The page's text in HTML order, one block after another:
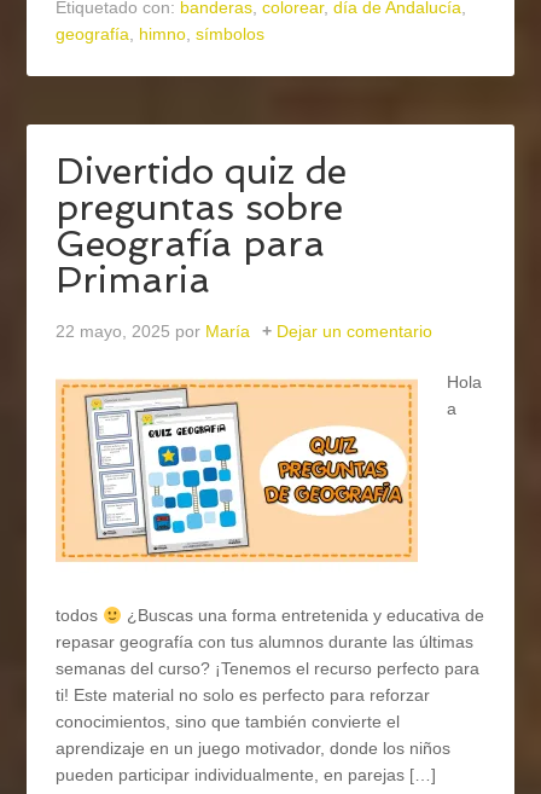
Etiquetado con: banderas,colorear,día de Andalucía,
geografía, himno,símbolos
Divertido quiz de
preguntas sobre
Geografía para
Primaria
22 mayo, 2025 por María Dejar un comentario
Hola
a
todos
¿Buscas una forma entretenida y educativa de
repasar geografía con tus alumnos durante las últimas
semanas del curso? ¡Tenemos el recurso perfecto para
ti! Este material no solo es perfecto para reforzar
conocimientos, sino que también convierte el
aprendizaje en un juego motivador, donde los niños
pueden participar individualmente, en parejas […]